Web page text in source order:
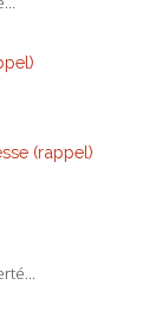
(rappel)